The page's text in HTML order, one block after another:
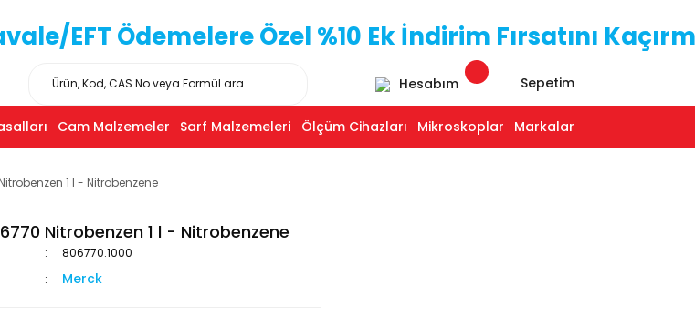
EFT Ödemelere Özel %10 Ek İndirim Fırsatını
Hesabım Sepetim
Cam Malzemeler Sarf Malzemeleri Ölçüm Cihazları Mikroskoplar Markalar
1 l - Nitrobenzene
Nitrobenzen 1 l - Nitrobenzene
806770.1000
Merck